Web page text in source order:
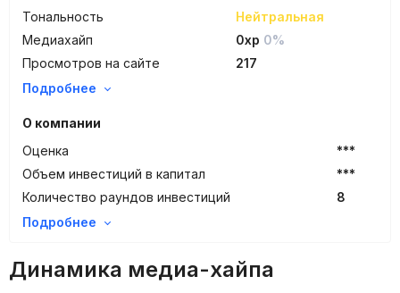
Тональность
Нейтральная
Медиахайп
0xp 0%
Просмотров на сайте
217
Подробнее
О компании
Оценка
***
Объем инвестиций в капитал
***
Количество раундов инвестиций
8
Подробнее
Динамика медиа-хайпа